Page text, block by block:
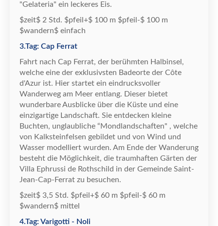
"Gelateria" ein leckeres Eis.
$zeit$ 2 Std. $pfeil+$ 100 m $pfeil-$ 100 m
$wandern$ einfach
3.Tag: Cap Ferrat
Fahrt nach Cap Ferrat, der berühmten Halbinsel,
welche eine der exklusivsten Badeorte der Côte
d'Azur ist. Hier startet ein eindrucksvoller
Wanderweg am Meer entlang. Dieser bietet
wunderbare Ausblicke über die Küste und eine
einzigartige Landschaft. Sie entdecken kleine
Buchten, unglaubliche “Mondlandschaften" , welche
von Kalksteinfelsen gebildet und von Wind und
Wasser modelliert wurden. Am Ende der Wanderung
besteht die Möglichkeit, die traumhaften Gärten der
Villa Ephrussi de Rothschild in der Gemeinde Saint-
Jean-Cap-Ferrat zu besuchen.
$zeit$ 3,5 Std. $pfeil+$ 60 m $pfeil-$ 60 m
$wandern$ mittel
4.Tag: Varigotti - Noli